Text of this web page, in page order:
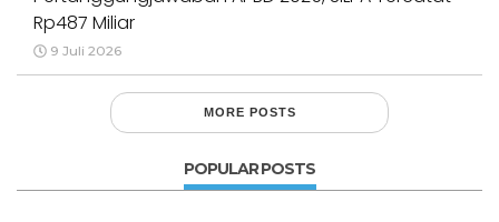
Rp487 Miliar
9 Juli 2026
MORE POSTS
POPULAR POSTS